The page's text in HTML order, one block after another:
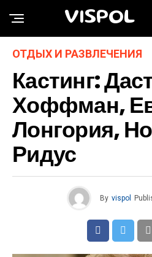
VISPOL
ОТДЫХ И РАЗВЛЕЧЕНИЯ
Кастинг:
Хоффман,
Лонгория,
Ридус
By vispol